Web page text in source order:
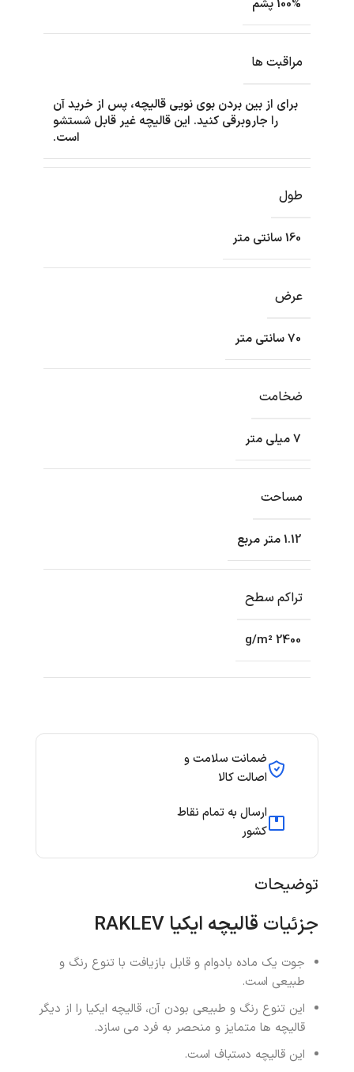
ضمانت سلامت و
اصالت کالا
ارسال به تمام نقاط
کشور
توضیحات
جزئیات قالیچه ایکیاRAKLEV
جوت یک ماده بادوام و قابل بازیافت با تنوع رنگ و
طبیعی است.
این تنوع رنگ و طبیعی بودن آن، قالیچه ایکیا را از دیگر
قالیچه ها متمایز و منحصر به فرد می سازد.
این قالیچه دستباف است.
100% پشم
مراقبت ها
برای از بین بردن بوی نویی قالیچه، پس از خرید آن
را جاروبرقی کنید. این قالیچه غیر قابل شستشو
است.
طول
160 سانتی متر
عرض
70 سانتی متر
ضخامت
7 میلی متر
مساحت
1.12 متر مربع
تراکم سطح
2400 g/m²